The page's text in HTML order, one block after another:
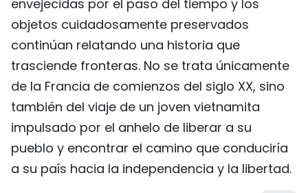
envejecidas por el paso del tiempo y los
objetos cuidadosamente preservados
continúan relatando una historia que
trasciende fronteras. No se trata únicamente
de la Francia de comienzos del siglo XX, sino
también del viaje de un joven vietnamita
impulsado por el anhelo de liberar a su
pueblo y encontrar el camino que conduciría
a su país hacia la independencia y la libertad.